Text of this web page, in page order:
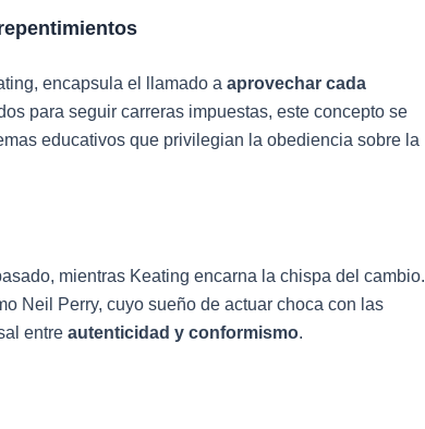
encapsula el llamado a aprovechar cada
para seguir carreras impuestas, este concepto se
educativos que privilegian la obediencia sobre la
mientras Keating encarna la chispa del cambio.
Neil Perry, cuyo sueño de actuar choca con las
entre autenticidad y conformismo.